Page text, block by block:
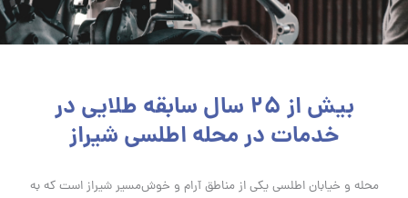
بیش از 25 سال سابقه طلایی در
خدمات در محله اطلسی شیراز
محله و خیابان اطلسی یکی از مناطق آرام و خوش‌مسیر شیراز است که به